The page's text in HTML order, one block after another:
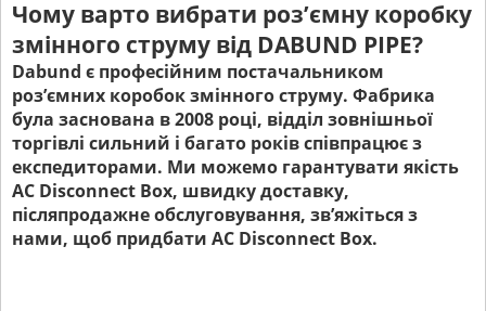
Чому варто вибрати роз’ємну коробку
змінного струму від DABUND PIPE?
Dabund є професійним постачальником
роз’ємних коробок змінного струму. Фабрика
була заснована в 2008 році, відділ зовнішньої
торгівлі сильний і багато років співпрацює з
експедиторами. Ми можемо гарантувати якість
AC Disconnect Box, швидку доставку,
післяпродажне обслуговування, зв’яжіться з
нами, щоб придбати AC Disconnect Box.